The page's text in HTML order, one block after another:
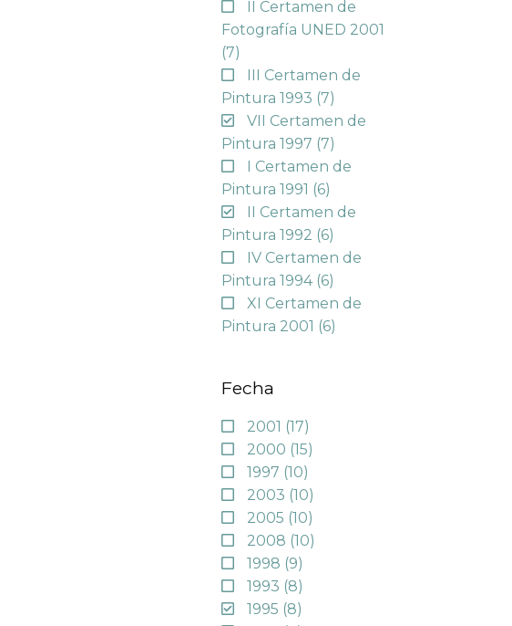
II Certamen de
Fotografía UNED 2001
(7)
III Certamen de
Pintura 1993 (7)
VII Certamen de
Pintura 1997 (7)
I Certamen de
Pintura 1991 (6)
II Certamen de
Pintura 1992 (6)
IV Certamen de
Pintura 1994 (6)
XI Certamen de
Pintura 2001 (6)
Fecha
2001 (17)
2000 (15)
1997 (10)
2003 (10)
2005 (10)
2008 (10)
1998 (9)
1993 (8)
1995 (8)